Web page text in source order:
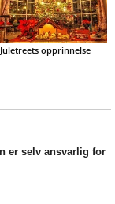
Juletreets opprinnelse
er selv ansvarlig for